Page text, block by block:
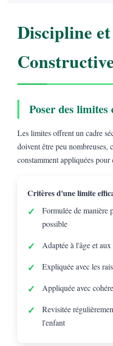
Discipline
Poser des limites
Les limites offrent un cadre
doivent être peu nombreuses,
constamment appliquées pour
Critères d'une limite
Formulée de manière
possible
Adaptée à l'âge et
Expliquée avec les
Appliquée avec
Revisitée
l'enfant